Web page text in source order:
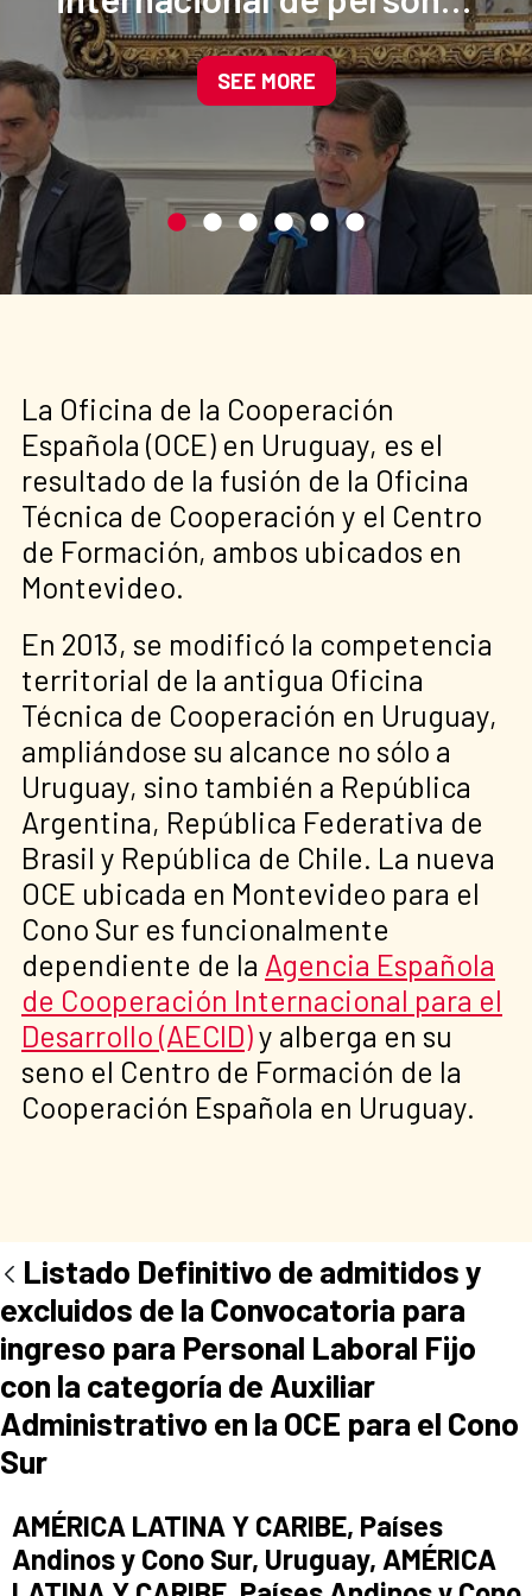
refugiadas y apátridas
SEE MORE
La Oficina de la Cooperación
Española (OCE) en Uruguay, es el
resultado de la fusión de la Oficina
Técnica de Cooperación y el Centro
de Formación, ambos ubicados en
Montevideo.
En 2013, se modificó la competencia
territorial de la antigua Oficina
Técnica de Cooperación en Uruguay,
ampliándose su alcance no sólo a
Uruguay, sino también a República
Argentina, República Federativa de
Brasil y República de Chile. La nueva
OCE ubicada en Montevideo para el
Cono Sur es funcionalmente
dependiente de la Agencia Española
de Cooperación Internacional para el
Desarrollo (AECID)y alberga en su
seno el Centro de Formación de la
Cooperación Española en Uruguay.
Listado Definitivo de admitidos y
excluidos de la Convocatoria para
ingreso para Personal Laboral Fijo
con la categoría de Auxiliar
Administrativo en la OCE para el Cono
Sur
Ad section:
AMÉRICA LATINA Y CARIBE, Países
Andinos y Cono Sur, Uruguay, AMÉRICA